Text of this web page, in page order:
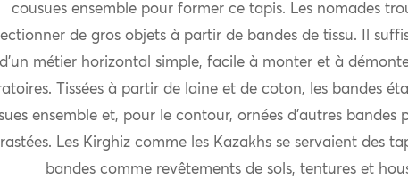
cousues ensemble pour former ce tapis. Les nomades
de gros objets à partir de bandes de tissu. Il
métier horizontal simple, facile à monter et à
Tissées à partir de laine et de coton, les bandes
ensemble et, pour le contour, ornées d’autres bandes
Les Kirghiz comme les Kazakhs se servaient des
bandes comme revêtements de sols, tentures et